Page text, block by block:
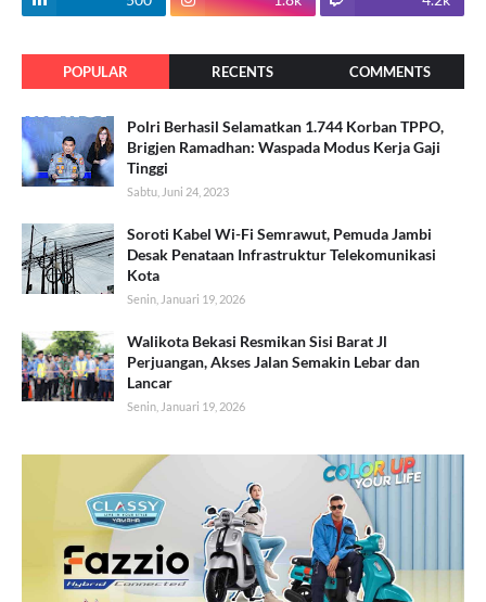
POPULAR RECENTS COMMENTS
Polri Berhasil Selamatkan 1.744 Korban TPPO,
Brigjen Ramadhan: Waspada Modus Kerja Gaji
Tinggi
Sabtu, Juni 24, 2023
Soroti Kabel Wi-Fi Semrawut, Pemuda Jambi
Desak Penataan Infrastruktur Telekomunikasi
Kota
Senin, Januari 19, 2026
Walikota Bekasi Resmikan Sisi Barat Jl
Perjuangan, Akses Jalan Semakin Lebar dan
Lancar
Senin, Januari 19, 2026